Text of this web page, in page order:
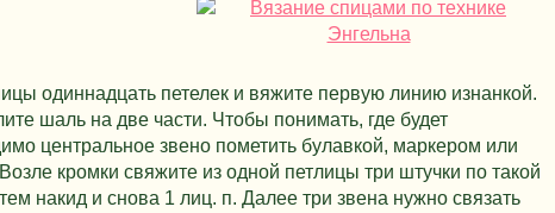
одиннадцать петелек и вяжите первую линию изнанкой.
шаль на две части. Чтобы понимать, где будет
центральное звено пометить булавкой, маркером или
кромки свяжите из одной петлицы три штучки по такой
накид и снова 1 лиц. п. Далее три звена нужно связать